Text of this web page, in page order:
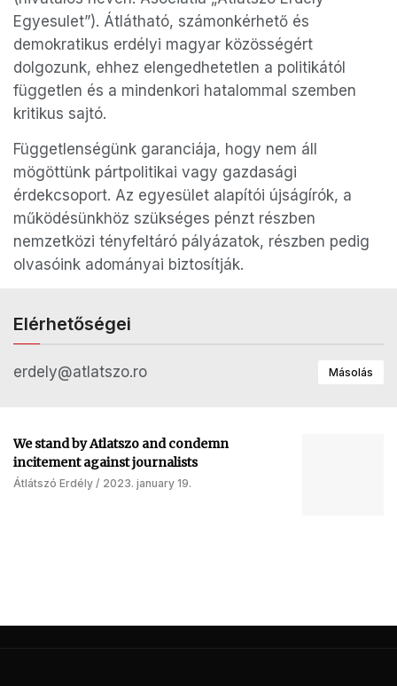
Egyesulet”). Átlátható, számonkérhető és
demokratikus erdélyi magyar közösségért
dolgozunk, ehhez elengedhetetlen a politikától
független és a mindenkori hatalommal szemben
kritikus sajtó.
Függetlenségünk garanciája, hogy nem áll
mögöttünk pártpolitikai vagy gazdasági
érdekcsoport. Az egyesület alapítói újságírók, a
működésünkhöz szükséges pénzt részben
nemzetközi tényfeltáró pályázatok, részben pedig
olvasóink adományai biztosítják.
Elérhetőségei
erdely@atlatszo.ro Másolás
We stand by Atlatszo and condemn
incitement against journalists
Átlátszó Erdély 2023. january 19.